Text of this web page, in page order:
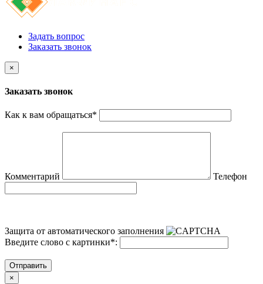
Задать вопрос
Заказать звонок
×
Заказать звонок
Как к вам обращаться*
Комментарий Телефон
Защита от автоматического заполнения
Введите слово с картинки*:
Отправить
×